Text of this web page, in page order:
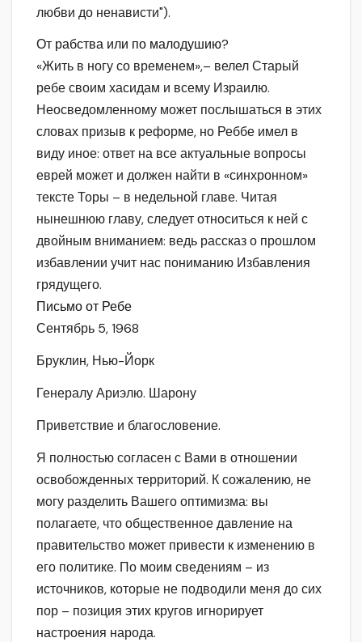
любви до ненависти").
От рабства или по малодушию?
«Жить в ногу со временем»,– велел Старый
ребе своим хасидам и всему Израилю.
Неосведомленному может послышаться в этих
словах призыв к реформе, но Реббе имел в
виду иное: ответ на все актуальные вопросы
еврей может и должен найти в «синхронном»
тексте Торы – в недельной главе. Читая
нынешнюю главу, следует относиться к ней с
двойным вниманием: ведь рассказ о прошлом
избавлении учит нас пониманию Избавления
грядущего.
Письмо от Ребе
Сентябрь 5, 1968
Бруклин, Нью-Йорк
Генералу Ариэлю. Шарону
Приветствие и благословение.
Я полностью согласен с Вами в отношении
освобожденных территорий. К сожалению, не
могу разделить Вашего оптимизма: вы
полагаете, что общественное давление на
правительство может привести к изменению в
его политике. По моим сведениям – из
источников, которые не подводили меня до сих
пор – позиция этих кругов игнорирует
настроения народа.